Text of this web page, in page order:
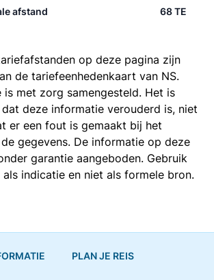
afstand 68 TE
op deze pagina zijn
de tariefeenhedenkaart van NS.
is met zorg samengesteld. Het is
deze informatie verouderd is, niet
er een fout is gemaakt bij het
gegevens. De informatie op deze
garantie aangeboden. Gebruik
indicatie en niet als formele bron.
PLAN JE REIS